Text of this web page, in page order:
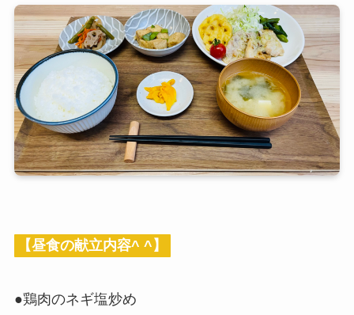
【昼食の献立内容^ ^】
●鶏肉のネギ塩炒め